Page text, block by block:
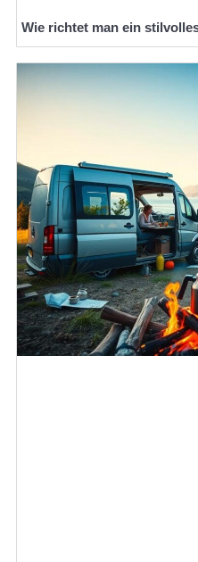
Wie richtet man ein